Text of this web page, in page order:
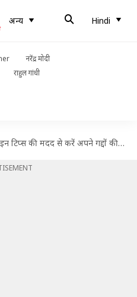
अन्य Hindi
नरेंद्र मोदी
राहुल गांधी
इन टिप्स की मदद से करें अपने गद्दों की देखभाल, लंबे समय तक रहेंगे सही